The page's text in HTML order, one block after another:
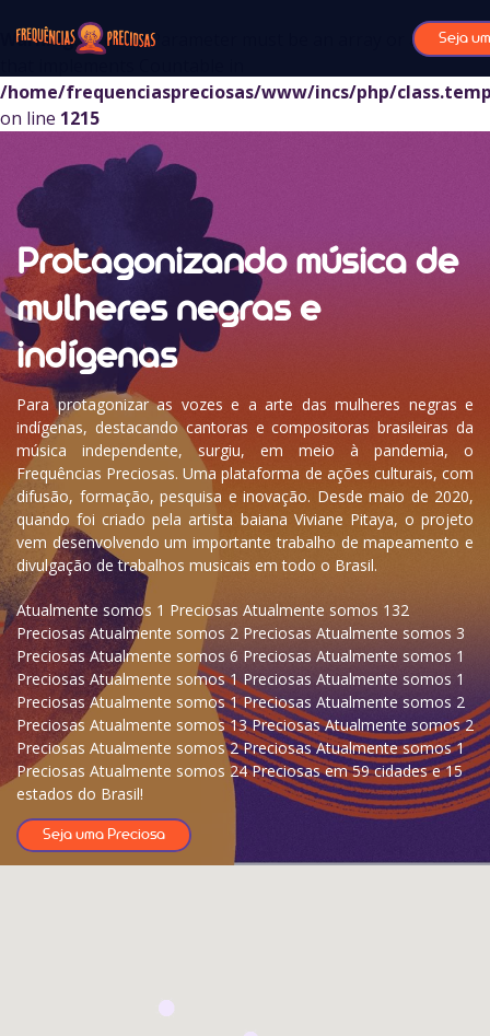
Warning: sizeof(): Parameter must be an array or an object
/home/frequenciaspreciosas/www/incs/php/
on line 1215
Seja
Protagonizando música de
mulheres negras e
indígenas
Para protagonizar as vozes e a arte das mulheres negras e
indígenas, destacando cantoras e compositoras brasileiras da
música independente, surgiu, em meio à pandemia, o
Frequências Preciosas. Uma plataforma de ações culturais, com
difusão, formação, pesquisa e inovação. Desde maio de 2020,
quando foi criado pela artista baiana Viviane Pitaya, o projeto
vem desenvolvendo um importante trabalho de mapeamento e
divulgação de trabalhos musicais em todo o Brasil.
Atualmente somos 1 Preciosas Atualmente somos 132
Preciosas Atualmente somos 2 Preciosas Atualmente somos 3
Preciosas Atualmente somos 6 Preciosas Atualmente somos 1
Preciosas Atualmente somos 1 Preciosas Atualmente somos 1
Preciosas Atualmente somos 1 Preciosas Atualmente somos 2
Preciosas Atualmente somos 13 Preciosas Atualmente somos 2
Preciosas Atualmente somos 2 Preciosas Atualmente somos 1
Preciosas Atualmente somos 24 Preciosas em 59 cidades e 15
estados do Brasil!
Seja uma Preciosa